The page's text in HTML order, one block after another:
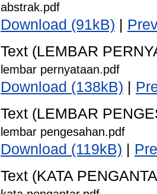
abstrak.pdf
Download (91kB)
Text (LEMBAR
lembar pernyataan.pdf
Download (138kB)
Text (LEMBAR
lembar pengesahan.pdf
Download (119kB)
Text (KATA